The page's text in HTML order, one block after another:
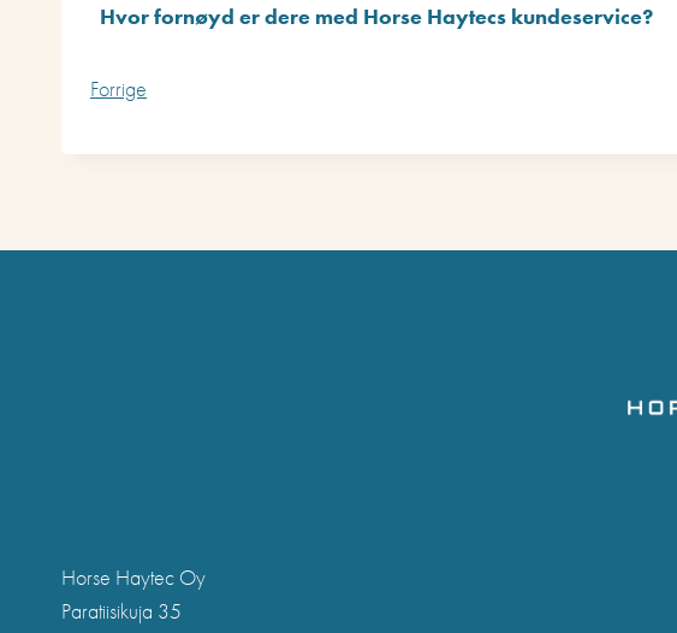
Hvor fornøyd er dere med Horse Haytecs kundeservice?
Forrige
Horse Haytec Oy
Paratiisikuja 35